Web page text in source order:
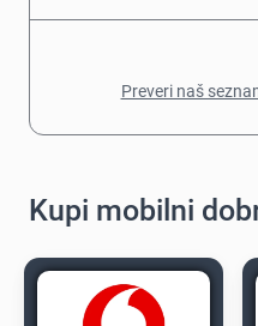
Preveri naš
Kupi mobilni